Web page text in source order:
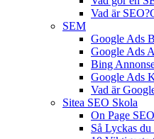
Vad är SEO?
SEM
Google Ads
Google Ads
Bing
Google Ads
Vad är
Sitea SEO Skola
On Page SEO
Så Lyckas